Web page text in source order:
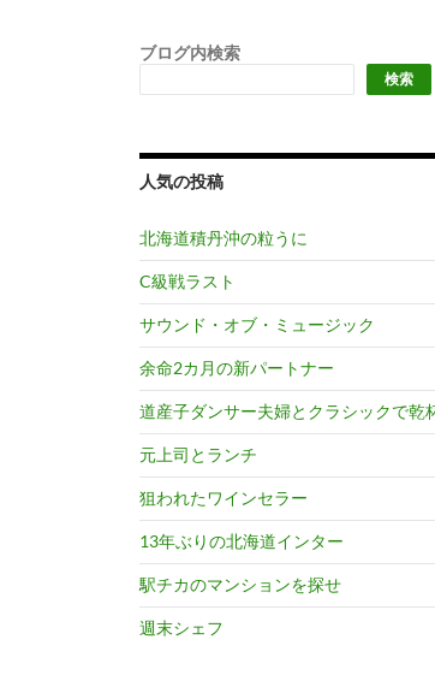
ブログ内検索
検索
人気の投稿
北海道積丹沖の粒うに
C級戦ラスト
サウンド・オブ・ミュージック
余命2カ月の新パートナー
道産子ダンサー夫婦とクラシックで乾
元上司とランチ
狙われたワインセラー
13年ぶりの北海道インター
駅チカのマンションを探せ
週末シェフ